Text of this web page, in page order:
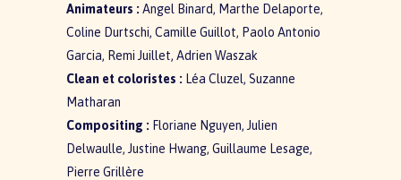
Animateurs : Angel Binard, Marthe Delaporte,
Coline Durtschi, Camille Guillot, Paolo Antonio
Garcia, Remi Juillet, Adrien Waszak
Clean et coloristes : Léa Cluzel, Suzanne
Matharan
Compositing : Floriane Nguyen, Julien
Delwaulle, Justine Hwang, Guillaume Lesage,
Pierre Grillère